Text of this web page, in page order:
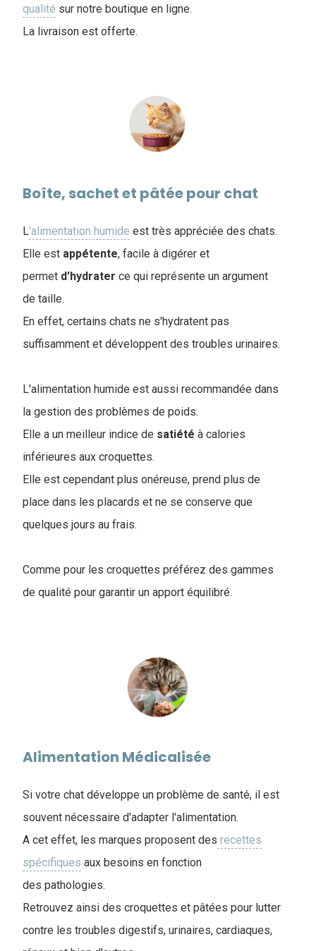
qualité sur notre boutique en ligne.
La livraison est offerte.
Boîte, sachet et pâtée pour chat
L'alimentation humide est très appréciée des chats.
Elle est appétente, facile à digérer et
permet d'hydrater ce qui représente un argument
de taille.
En effet, certains chats ne s'hydratent pas
suffisamment et développent des troubles urinaires.
L'alimentation humide est aussi recommandée dans
la gestion des problèmes de poids.
Elle a un meilleur indice de satiété à calories
inférieures aux croquettes.
Elle est cependant plus onéreuse, prend plus de
place dans les placards et ne se conserve que
quelques jours au frais.
Comme pour les croquettes préférez des gammes
de qualité pour garantir un apport équilibré.
Alimentation Médicalisée
Si votre chat développe un problème de santé, il est
souvent nécessaire d'adapter l'alimentation.
A cet effet, les marques proposent des recettes
spécifiques aux besoins en fonction
des pathologies.
Retrouvez ainsi des croquettes et pâtées pour lutter
contre les troubles digestifs, urinaires, cardiaques,